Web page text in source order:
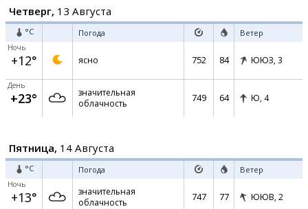
Четверг, 13 Августа
°C Погода Ветер
Ночь
+12° ясно 752 84 ЮЮЗ, 3
День
+23°
значительная
облачность
749 64 Ю, 4
Пятница, 14 Августа
°C Погода Ветер
Ночь
+13°
значительная
облачность
747 77 ЮЮВ, 2